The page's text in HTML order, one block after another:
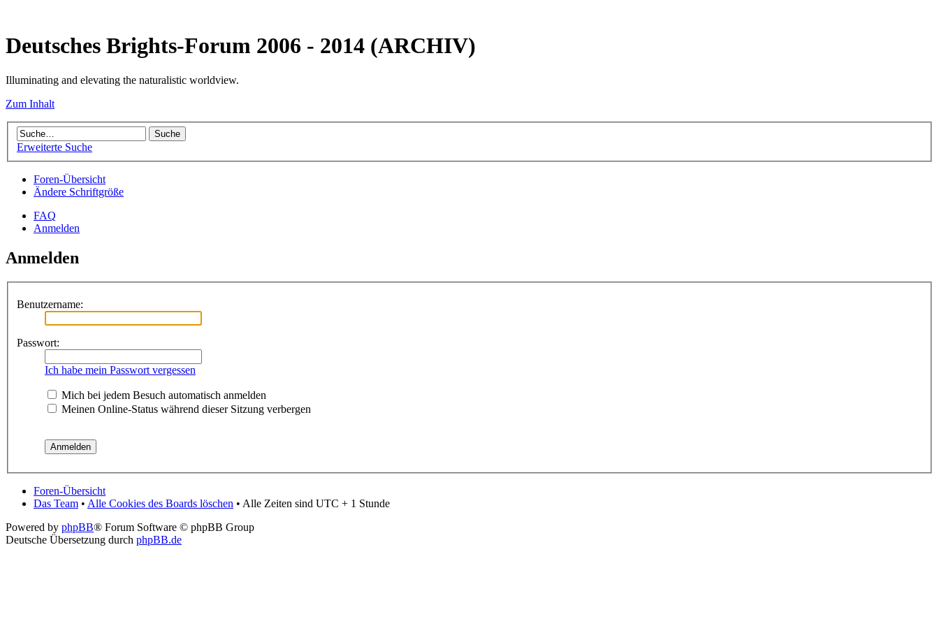
Deutsches Brights-Forum 2006 - 2014 (ARCHIV)
Illuminating and elevating the naturalistic worldview.
Zum Inhalt
Erweiterte Suche
Foren-Übersicht
Ändere Schriftgröße
FAQ
Anmelden
Anmelden
Benutzername:
Passwort:
Ich habe mein Passwort vergessen
Mich bei jedem Besuch automatisch anmelden
Meinen Online-Status während dieser Sitzung verbergen
Foren-Übersicht
Das Team • Alle Cookies des Boards löschen • Alle Zeiten sind UTC + 1 Stunde
Powered by phpBB® Forum Software © phpBB Group
Deutsche Übersetzung durch phpBB.de